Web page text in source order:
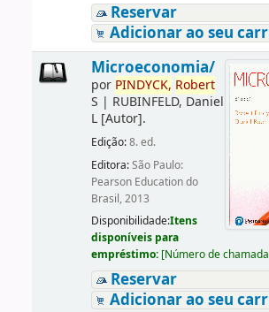
Reservar
Adicionar ao seu
Microeconomia/
por PINDYCK, Robert
S | RUBINFELD, Daniel
L[Autor].
Edição:8. ed.
Editora:São Paulo:
Pearson Education do
Brasil, 2013
Disponibilidade:Itens
disponíveis para
empréstimo: [Número de
Reservar
Adicionar ao seu